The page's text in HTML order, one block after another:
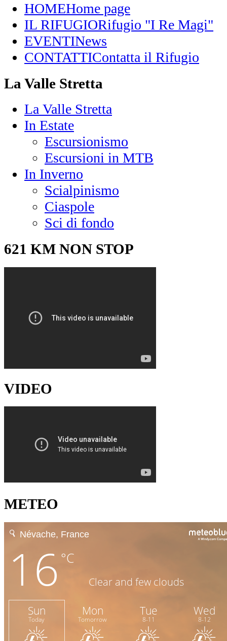
HOMEHome page
IL RIFUGIORifugio "I Re Magi"
EVENTINews
CONTATTIContatta il Rifugio
La Valle Stretta
La Valle Stretta
In Estate
Escursionismo
Escursioni in MTB
In Inverno
Scialpinismo
Ciaspole
Sci di fondo
621 KM NON STOP
VIDEO
METEO